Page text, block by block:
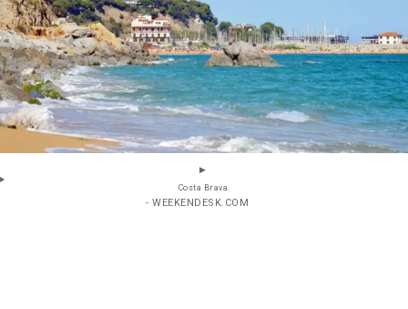
Costa Brava.
- WEEKENDESK.COM